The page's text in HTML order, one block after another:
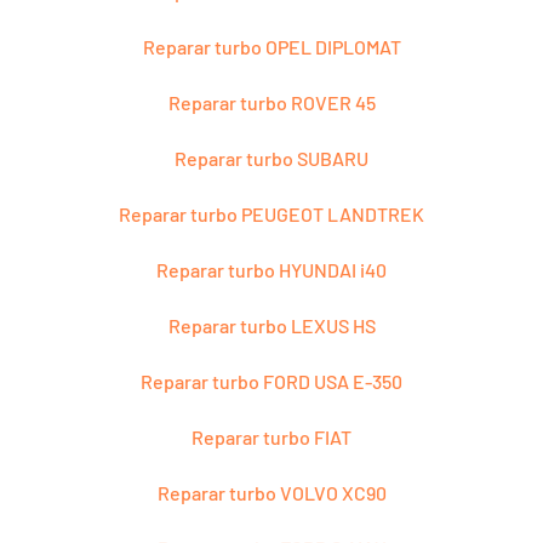
Reparar turbo OPEL DIPLOMAT
Reparar turbo ROVER 45
Reparar turbo SUBARU
Reparar turbo PEUGEOT LANDTREK
Reparar turbo HYUNDAI i40
Reparar turbo LEXUS HS
Reparar turbo FORD USA E-350
Reparar turbo FIAT
Reparar turbo VOLVO XC90